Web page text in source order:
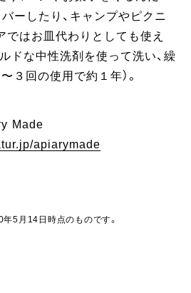
ーしたり、キャンプやピクニ
ではお皿代わりとしても使え
ドな中性洗剤を使って洗い、繰
３回の使用で約１年）。
Made
apiarymade
5月14日時点のものです。